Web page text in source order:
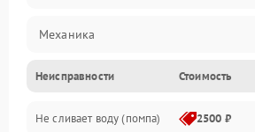
Механика
Электропитание
Водоснабжение
Неисправности Стоимость
Не сливает воду (помпа) 2500 ₽